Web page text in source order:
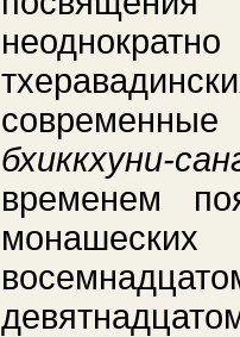
бхиккхуни-
временем